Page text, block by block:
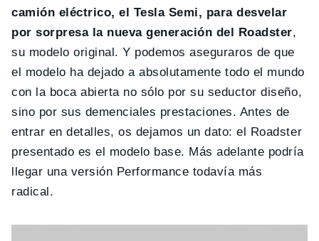
camión eléctrico, el Tesla Semi, para desvelar
por sorpresa la nueva generación del Roadster,
su modelo original. Y podemos aseguraros de que
el modelo ha dejado a absolutamente todo el mundo
con la boca abierta no sólo por su seductor diseño,
sino por sus demenciales prestaciones. Antes de
entrar en detalles, os dejamos un dato: el Roadster
presentado es el modelo base. Más adelante podría
llegar una versión Performance todavía más
radical.